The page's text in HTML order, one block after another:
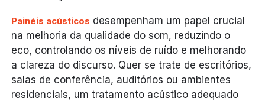
Painéis acústicos desempenham um papel crucial
na melhoria da qualidade do som, reduzindo o
eco, controlando os níveis de ruído e melhorando
a clareza do discurso. Quer se trate de escritórios,
salas de conferência, auditórios ou ambientes
residenciais, um tratamento acústico adequado